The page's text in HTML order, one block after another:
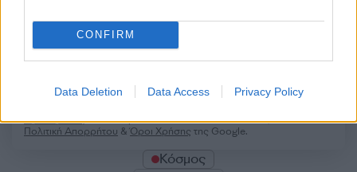
CONFIRM
Data Deletion Data Access Privacy Policy
Υποβολή σχολίου
Όροι Χρήσης. Το site προστατεύεται από reCAPTCHA, ισχύουν
Πολιτική Απορρήτου &Όροι Χρήσης της Google.
Κόσμος